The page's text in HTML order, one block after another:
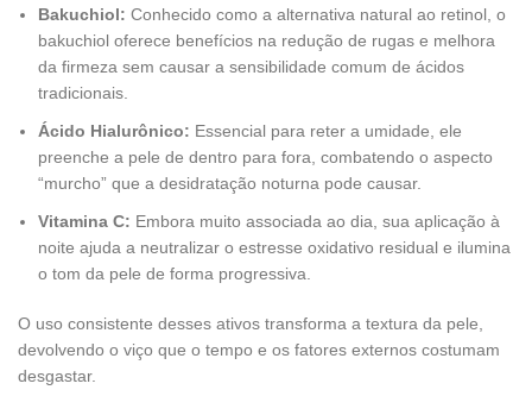
Bakuchiol: Conhecido como a alternativa natural ao retinol, o
bakuchiol oferece benefícios na redução de rugas e melhora
da firmeza sem causar a sensibilidade comum de ácidos
tradicionais.
Ácido Hialurônico: Essencial para reter a umidade, ele
preenche a pele de dentro para fora, combatendo o aspecto
“murcho” que a desidratação noturna pode causar.
Vitamina C: Embora muito associada ao dia, sua aplicação à
noite ajuda a neutralizar o estresse oxidativo residual e ilumina
o tom da pele de forma progressiva.
O uso consistente desses ativos transforma a textura da pele,
devolvendo o viço que o tempo e os fatores externos costumam
desgastar.